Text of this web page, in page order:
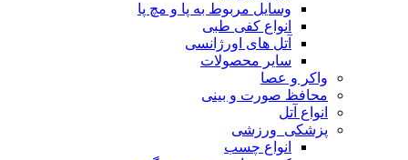
وسایل مربوط به پا و مچ پا
انواع کفی طبی
آتل های اورژانسی
سایر محصولات
واکر و عصا
محافظ صورت و بینی
انواع آتل
پزشکی_ورزشی
انواع چسب